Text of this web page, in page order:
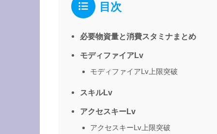
目次
必要物資量と消費スタミナまとめ
モディファイアLv
モディファイアLv上限突破
スキルLv
アクセスキーLv
アクセスキーLv上限突破